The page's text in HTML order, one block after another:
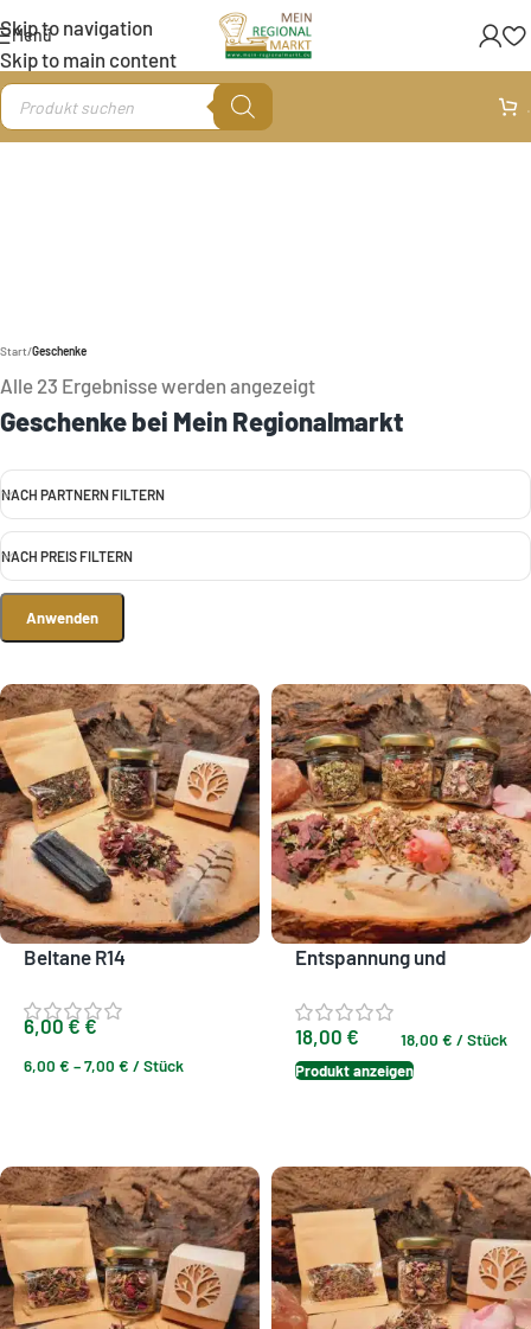
Skip to navigation
Skip to main content
Menü
.
Start/Geschenke
Alle 23 Ergebnisse werden angezeigt
Geschenke bei Mein Regionalmarkt
NACH PARTNERN FILTERN
NACH PREIS FILTERN
Anwenden
Beltane R14
6,00€ €
6,00 € –7,00 € /Stück
Entspannung und
18,00 € 18,00 € /Stück
Produkt anzeigen